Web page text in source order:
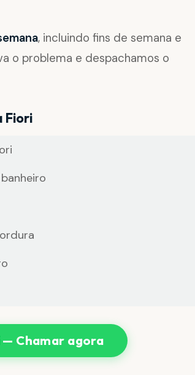
, incluindo fins de semana e
o problema e despachamos o
Fiori
Chamar agora